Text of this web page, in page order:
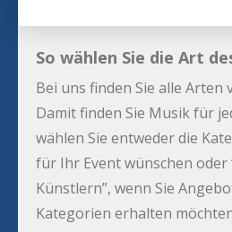
So wählen Sie die Art
Bei uns finden Sie alle Arten
Damit finden Sie Musik für
wählen Sie entweder die
für Ihr Event wünschen oder
Künstlern”, wenn Sie
Kategorien erhalten